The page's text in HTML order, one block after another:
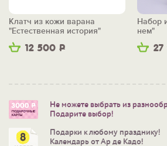
12 500 Р
Клатч из кожи варана
"Естественная история"
27
Набор
нем"
Не можете выбрать из
Подарите выбор!
Подарки к любому празднику!
Календарь от Ар де Кадо!